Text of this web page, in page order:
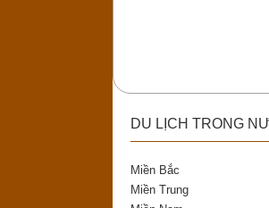
DU LỊCH TRONG
Miền Bắc
Miền Trung